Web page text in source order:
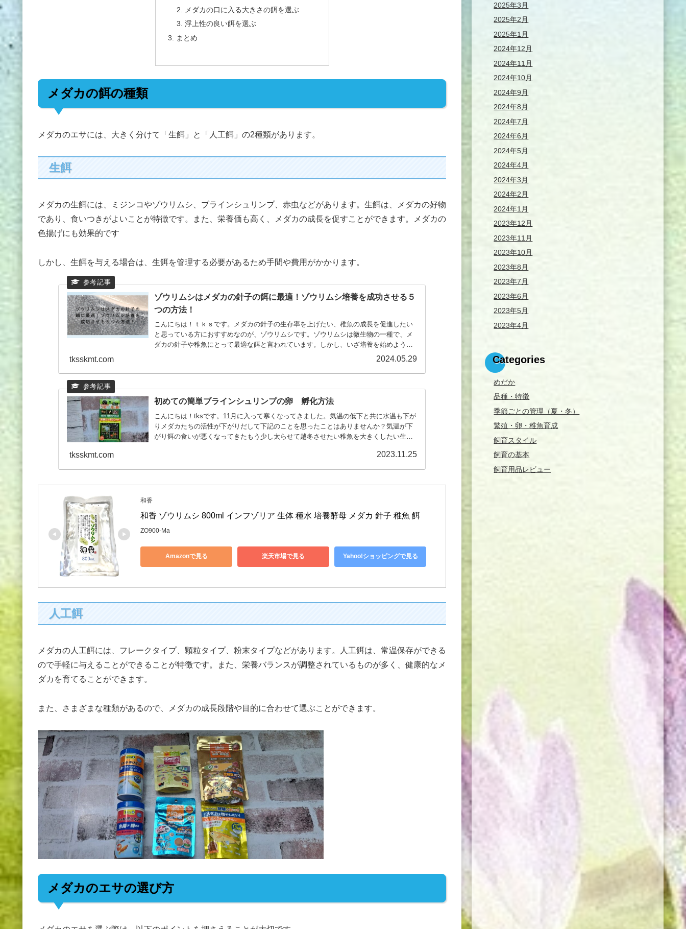
メダカの口に入る大きさの餌を選ぶ
浮上性の良い餌を選ぶ
まとめ
メダカの餌の種類
メダカのエサには、大きく分けて「生餌」と「人工餌」の2種類があります。
生餌
メダカの生餌には、ミジンコやゾウリムシ、ブラインシュリンプ、赤虫などがあります。生餌は、メダカの好物
であり、食いつきがよいことが特徴です。また、栄養価も高く、メダカの成長を促すことができます。メダカの
色揚げにも効果的です
しかし、生餌を与える場合は、生餌を管理する必要があるため手間や費用がかかります。
ゾウリムシはメダカの針子の餌に最適！ゾウリムシ培養を成功させる５
つの方法！
こんにちは！ｔｋｓです。メダカの針子の生存率を上げたい、稚魚の成長を促進したい
と思っている方におすすめなのが、ゾウリムシです。ゾウリムシは微生物の一種で、メ
ダカの針子や稚魚にとって最適な餌と言われています。しかし、いざ培養を始めようと
tksskmt.com 2024.05.29
初めての簡単ブラインシュリンプの卵 孵化方法
こんにちは！tksです。11月に入って寒くなってきました。気温の低下と共に水温も下が
りメダカたちの活性が下がりだして下記のことを思ったことはありませんか？気温が下
がり餌の食いが悪くなってきたもう少し太らせて越冬させたい稚魚を大きくしたい生
tksskmt.com 2023.11.25
和香
和香 ゾウリムシ 800ml インフゾリア 生体 種水 培養酵母 メダカ 針子 稚魚 餌
ZO900-Ma
Amazonで見る 楽天市場で見る Yahoo!ショッピングで見る
人工餌
メダカの人工餌には、フレークタイプ、顆粒タイプ、粉末タイプなどがあります。人工餌は、常温保存ができる
ので手軽に与えることができることが特徴です。また、栄養バランスが調整されているものが多く、健康的なメ
ダカを育てることができます。
また、さまざまな種類があるので、メダカの成長段階や目的に合わせて選ぶことができます。
メダカのエサの選び方
2025年3月
2025年2月
2025年1月
2024年12月
2024年11月
2024年10月
2024年9月
2024年8月
2024年7月
2024年6月
2024年5月
2024年4月
2024年3月
2024年2月
2024年1月
2023年12月
2023年11月
2023年10月
2023年8月
2023年7月
2023年6月
2023年5月
2023年4月
Categories
めだか
品種・特徴
季節ごとの管理（夏・冬）
繁殖・卵・稚魚育成
飼育スタイル
飼育の基本
飼育用品レビュー